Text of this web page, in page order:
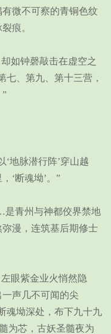
微不可察的青铜色纹
痕。
如钟磬敲击在虚空之
七、第九、第十三营，
‘地脉潜行阵’穿山越
‘断魂坳’。”
青州与神都佼界禁地
漫，连筑基后期修士
眼紫金业火悄然隐
声几不可闻的尖
魂坳深处，布下九十九
为芯，古妖圣髓夜为